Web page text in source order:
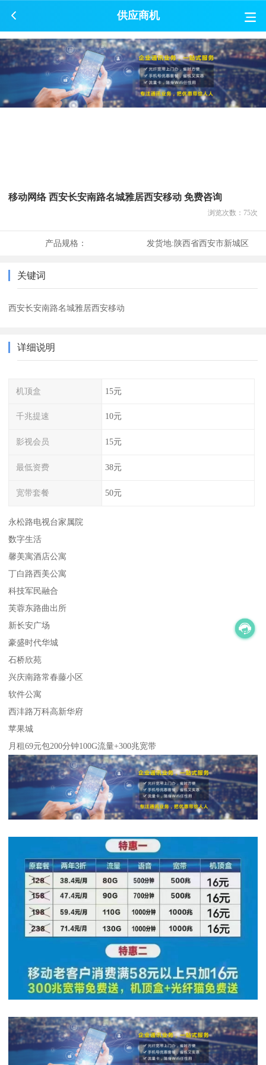
供应商机
移动网络 西安长安南路名城雅居西安移动 免费咨询
浏览次数： 75次
产品规格： 发货地:陕西省西安市新城区
关键词
西安长安南路名城雅居西安移动
详细说明
机顶盒 15元
千兆提速 10元
影视会员 15元
最低资费 38元
宽带套餐 50元
永松路电视台家属院
数字生活
馨美寓酒店公寓
丁白路西美公寓
科技军民融合
芙蓉东路曲出所
新长安广场
豪盛时代华城
石桥欣苑
兴庆南路常春藤小区
软件公寓
西沣路万科高新华府
苹果城
月租69元包200分钟100G流量+300兆宽带